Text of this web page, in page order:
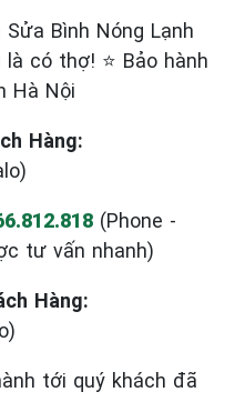
Bình Nóng Lạnh
có thợ! ⭐ Bảo hành
Hà Nội
Hàng:
(Phone -
tư vấn nhanh)
Hàng:
tới quý khách đã